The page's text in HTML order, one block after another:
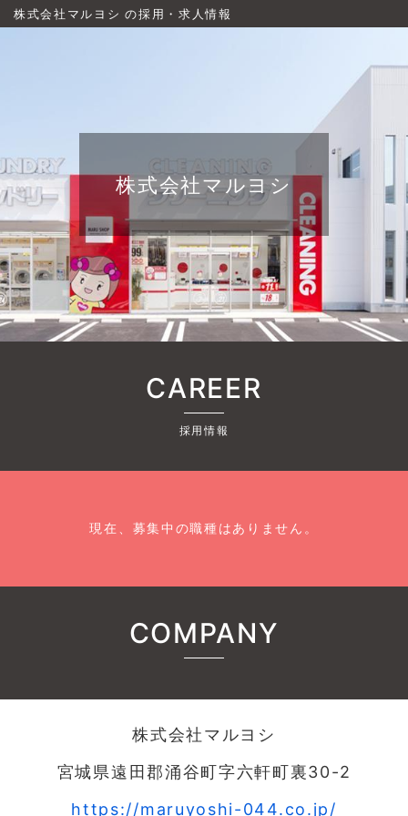
株式会社マルヨシ の採用・求人情報
株式会社マルヨシ
CAREER
採用情報
現在、募集中の職種はありません。
COMPANY
株式会社マルヨシ
宮城県遠田郡涌谷町字六軒町裏30-2
https://maruyoshi-044.co.jp/